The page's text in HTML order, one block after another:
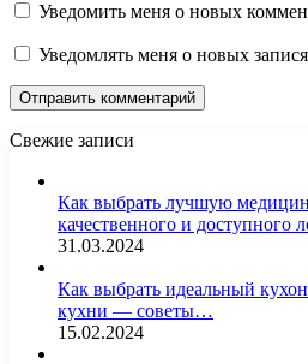
Уведомить меня о новых
Уведомлять меня о новых
Свежие записи
Как выбрать лучшую
качественного и доступного
31.03.2024
Как выбрать идеальный
кухни — советы…
15.02.2024